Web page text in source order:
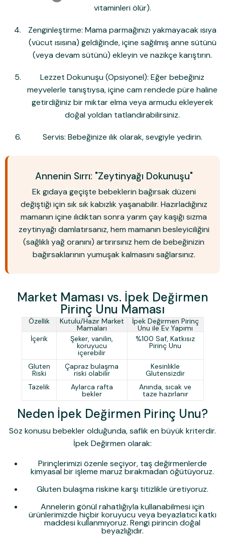
vitaminleri ölür).
Zenginleştirme: Mama parmağınızı yakmayacak ısıya
(vücut ısısına) geldiğinde, içine sağılmış anne sütünü
(veya devam sütünü) ekleyin ve nazikçe karıştırın.
Lezzet Dokunuşu (Opsiyonel): Eğer bebeğiniz
meyvelerle tanıştıysa, içine cam rendede püre haline
getirdiğiniz bir miktar elma veya armudu ekleyerek
doğal yoldan tatlandırabilirsiniz.
Servis: Bebeğinize ılık olarak, sevgiyle yedirin.
Annenin Sırrı: "Zeytinyağı Dokunuşu"
Ek gıdaya geçişte bebeklerin bağırsak düzeni
değiştiği için sık sık kabızlık yaşanabilir. Hazırladığınız
mamanın içine ılıdıktan sonrayarım çay kaşığı sızma
zeytinyağıdamlatırsanız, hem mamanın besleyiciliğini
(sağlıklı yağ oranını) artırırsınız hem de bebeğinizin
bağırsaklarının yumuşak kalmasını sağlarsınız.
Market Maması vs. İpek Değirmen
Pirinç Unu Maması
Özellik Kutulu/Hazır Market
Mamaları
İpek Değirmen Pirinç
Unu ile Ev Yapımı
İçerik
Şeker, vanilin,
koruyucu
içerebilir
%100 Saf, Katkısız
Pirinç Unu
Gluten
Riski
Çapraz bulaşma
riski olabilir
Kesinlikle
Glutensizdir
Tazelik
Aylarca rafta
bekler
Anında, sıcak ve
taze hazırlanır
Neden İpek Değirmen Pirinç Unu?
Söz konusu bebekler olduğunda, saflık en büyük kriterdir.
İpek Değirmenolarak:
Pirinçlerimizi özenle seçiyor, taş değirmenlerde
kimyasal bir işleme maruz bırakmadan öğütüyoruz.
Gluten bulaşma riskine karşı titizlikle üretiyoruz.
Annelerin gönül rahatlığıyla kullanabilmesi için
ürünlerimizde hiçbir koruyucu veya beyazlatıcı katkı
maddesi kullanmıyoruz. Rengi pirincin doğal
beyazlığıdır.